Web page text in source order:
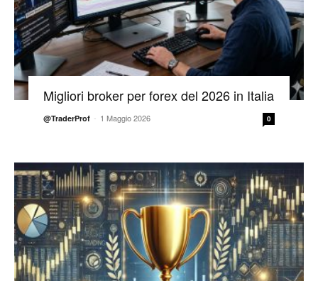
Migliori broker per forex del 2026 in Italia
@TraderProf - 1 Maggio 2026 0